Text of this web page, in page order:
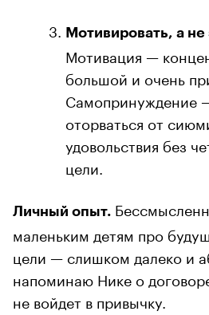
Мотивировать, а не
Мотивация —
большой и очень
Самопринуждение
оторваться от
удовольствия без
цели.
Личный опыт.
маленьким детям про
цели — слишком далеко и
напоминаю Нике о
не войдет в привычку.